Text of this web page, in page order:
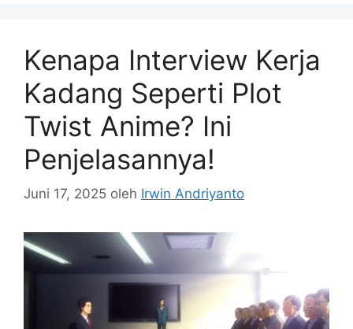
Kenapa Interview Kerja
Kadang Seperti Plot
Twist Anime? Ini
Penjelasannya!
Juni 17, 2025 oleh Irwin Andriyanto